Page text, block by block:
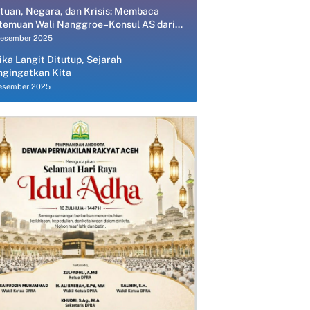
Negara, dan Krisis: Membaca
Wali Nanggroe–Konsul AS dari
Ekonomi Politik
2025
Langit Ditutup, Sejarah
Kita
2025